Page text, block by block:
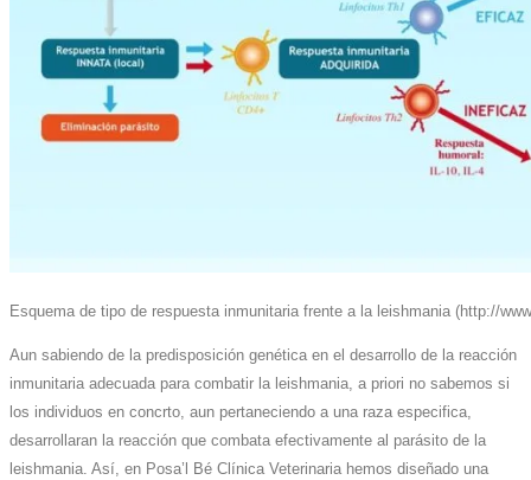
Esquema de tipo de respuesta inmunitaria frente a la leishmania (http://
Aun sabiendo de la predisposición genética en el desarrollo de la reacción
inmunitaria adecuada para combatir la leishmania, a priori no sabemos si
los individuos en concrto, aun pertaneciendo a una raza especifica,
desarrollaran la reacción que combata efectivamente al parásito de la
leishmania. Así, en Posa’l Bé Clínica Veterinaria hemos diseñado una